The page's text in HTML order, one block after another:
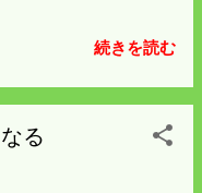
株）水稲研究所とあ
社でもある。 60㎏注
が 多収なうえに発芽
続きを読む
る